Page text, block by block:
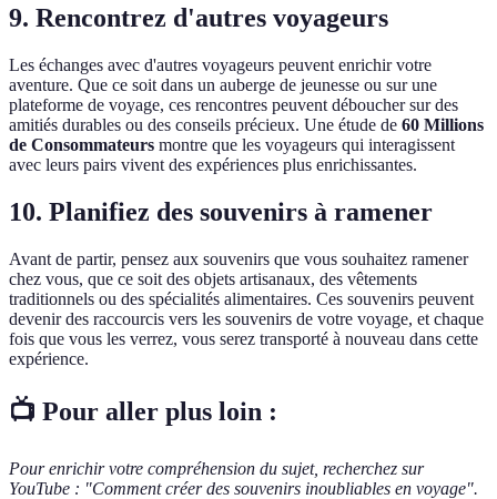
9. Rencontrez d'autres voyageurs
Les échanges avec d'autres voyageurs peuvent enrichir votre
aventure. Que ce soit dans un auberge de jeunesse ou sur une
plateforme de voyage, ces rencontres peuvent déboucher sur des
amitiés durables ou des conseils précieux. Une étude de 60 Millions
de Consommateurs montre que les voyageurs qui interagissent
avec leurs pairs vivent des expériences plus enrichissantes.
10. Planifiez des souvenirs à ramener
Avant de partir, pensez aux souvenirs que vous souhaitez ramener
chez vous, que ce soit des objets artisanaux, des vêtements
traditionnels ou des spécialités alimentaires. Ces souvenirs peuvent
devenir des raccourcis vers les souvenirs de votre voyage, et chaque
fois que vous les verrez, vous serez transporté à nouveau dans cette
expérience.
📺 Pour aller plus loin :
Pour enrichir votre compréhension du sujet, recherchez sur
YouTube : "Comment créer des souvenirs inoubliables en voyage".